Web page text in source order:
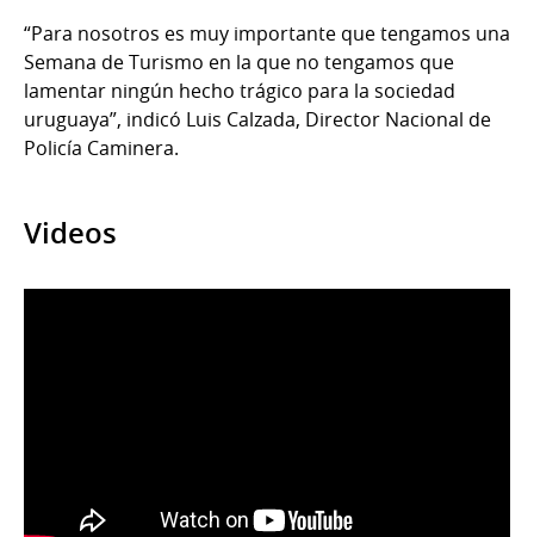
“Para nosotros es muy importante que tengamos una
Semana de Turismo en la que no tengamos que
lamentar ningún hecho trágico para la sociedad
uruguaya”, indicó Luis Calzada, Director Nacional de
Policía Caminera.
Videos